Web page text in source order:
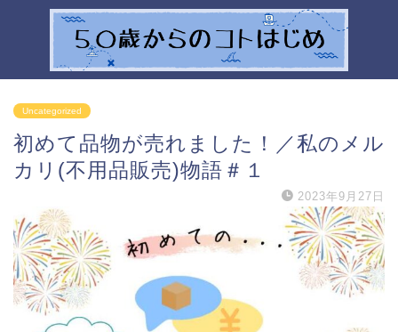
Uncategorized
初めて品物が売れました！／私のメル
カリ(不用品販売)物語＃１
2023年9月27日